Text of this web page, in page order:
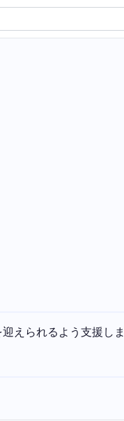
えられるよう支援しま